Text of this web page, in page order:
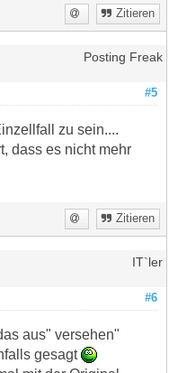
Zitieren
Posting Freak
#5
zu sein....
dass es nicht mehr
Zitieren
IT`ler
#6
aus" versehen"
gesagt